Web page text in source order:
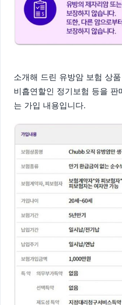
소개해 드린 유방암 보험 상
비흡연할인 정기보험 등을 판
는 가입 내용입니다.